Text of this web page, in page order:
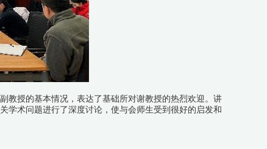
授的基本情况，表达了基础所对谢教授的热烈欢迎。讲
学术问题进行了深度讨论，使与会师生受到很好的启发和